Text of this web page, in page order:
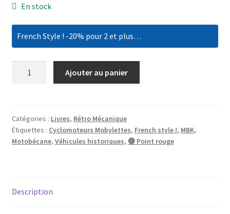
En stock
French Style ! -20% pour 2 et plus…
1
:
Mobylette,
la
Ajouter au panier
Catégories : Livres, Rétro Mécanique
Étiquettes : Cyclomoteurs Mobylettes, French style !, MBK,
Motobécane, Véhicules historiques, 🔴 Point rouge
Description